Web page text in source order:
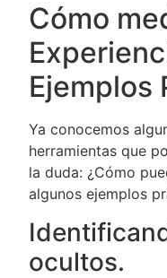
Cómo
Ejemplos
Ya conocemos
herramientas que
la duda: ¿Cómo
algunos ejemplos
ocultos.